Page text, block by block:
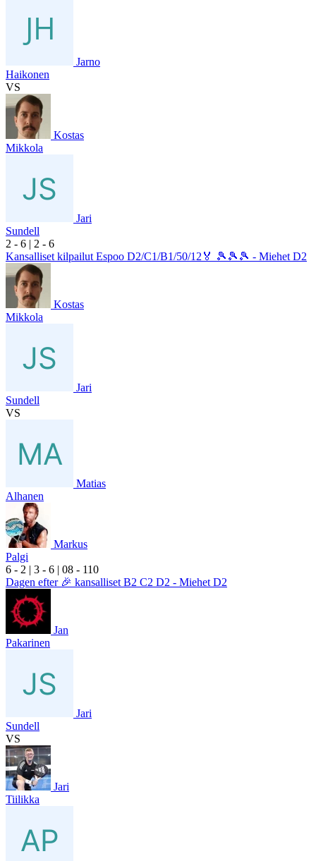
Jarno
Haikonen
VS
Kostas
Mikkola
Jari
Sundell
2 - 6 | 2 - 6
Kansalliset kilpailut Espoo D2/C1/B1/50/12🏅 🎾🎾🎾 - Miehet D2
Kostas
Mikkola
Jari
Sundell
VS
Matias
Alhanen
Markus
Palgi
6 - 2 | 3 - 6 | 08 - 110
Dagen efter 🎉 kansalliset B2 C2 D2 - Miehet D2
Jan
Pakarinen
Jari
Sundell
VS
Jari
Tiilikka